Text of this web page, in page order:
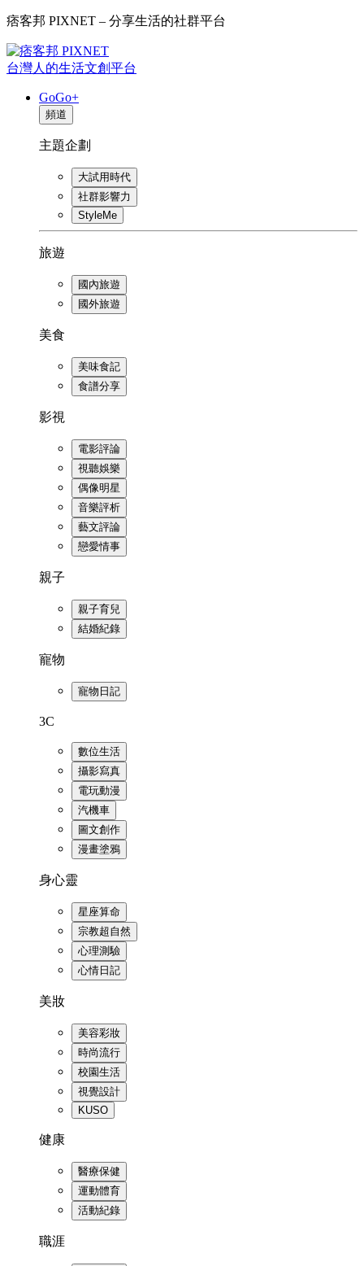
痞客邦 PIXNET – 分享生活的社群平台
台灣人的生活文創平台
GoGo+
頻道
主題企劃
大試用時代
社群影響力
StyleMe
旅遊
國內旅遊
國外旅遊
美食
美味食記
食譜分享
影視
電影評論
視聽娛樂
偶像明星
音樂評析
藝文評論
戀愛情事
親子
親子育兒
結婚紀錄
寵物
寵物日記
3C
數位生活
攝影寫真
電玩動漫
汽機車
圖文創作
漫畫塗鴉
身心靈
星座算命
宗教超自然
心理測驗
心情日記
美妝
美容彩妝
時尚流行
校園生活
視覺設計
KUSO
健康
醫療保健
運動體育
活動紀錄
職涯